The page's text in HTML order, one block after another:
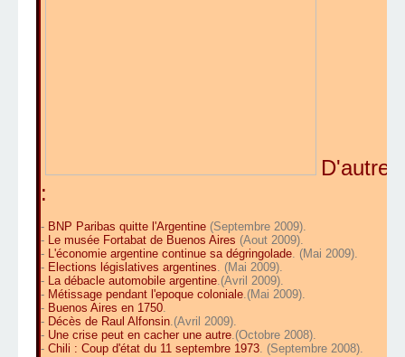
:
- BNP Paribas quitte l'Argentine (Septembre 2009).
- Le musée Fortabat de Buenos Aires (Aout 2009).
- L'économie argentine continue sa dégringolade. (Mai 2009).
- Elections législatives argentines. (Mai 2009).
- La débacle automobile argentine.(Avril 2009).
- Métissage pendant l'epoque coloniale.(Mai 2009).
- Buenos Aires en 1750.
- Décès de Raul Alfonsin.(Avril 2009).
- Une crise peut en cacher une autre.(Octobre 2008).
- Chili : Coup d'état du 11 septembre 1973. (Septembre 2008).